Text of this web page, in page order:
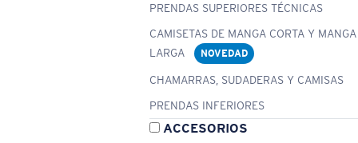
PRENDAS SUPERIORES TÉCNICAS
CAMISETAS DE MANGA CORTA Y MANGA
LARGA
NOVEDAD
CHAMARRAS, SUDADERAS Y CAMISAS
PRENDAS INFERIORES
ACCESORIOS